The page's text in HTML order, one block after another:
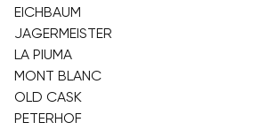
EICHBAUM
JAGERMEISTER
LA PIUMA
MONT BLANC
OLD CASK
PETERHOF